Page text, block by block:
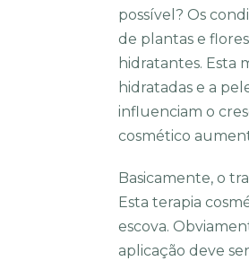
possível? Os
de plantas e
hidratantes. Esta
hidratadas e a
influenciam o
cosmético
Basicamente, o
Esta terapia
escova.
aplicação deve